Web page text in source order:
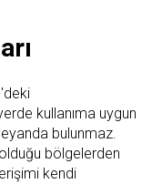
kullanıma uygun
bulunmaz.
olduğu bölgelerden
kendi